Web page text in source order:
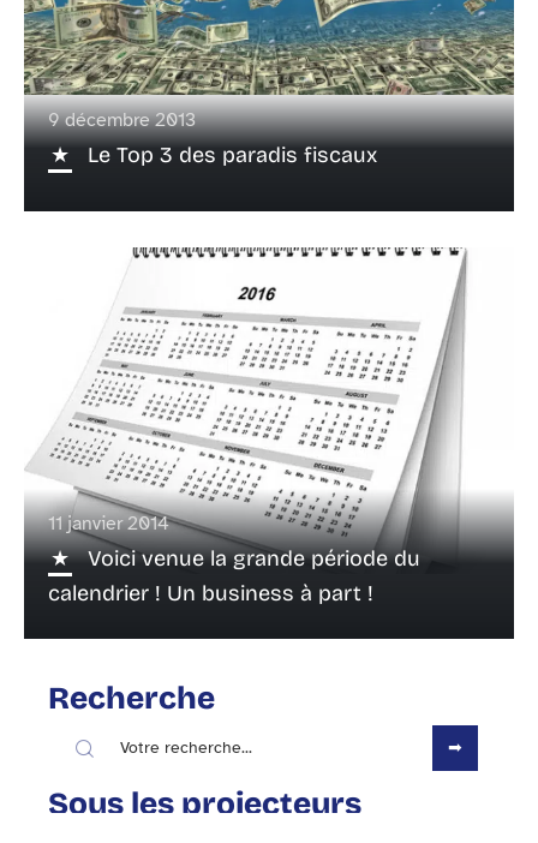
9 décembre 2013
Le Top 3 des paradis fiscaux
11 janvier 2014
Voici venue la grande période du
calendrier ! Un business à part !
Recherche
Sous les projecteurs